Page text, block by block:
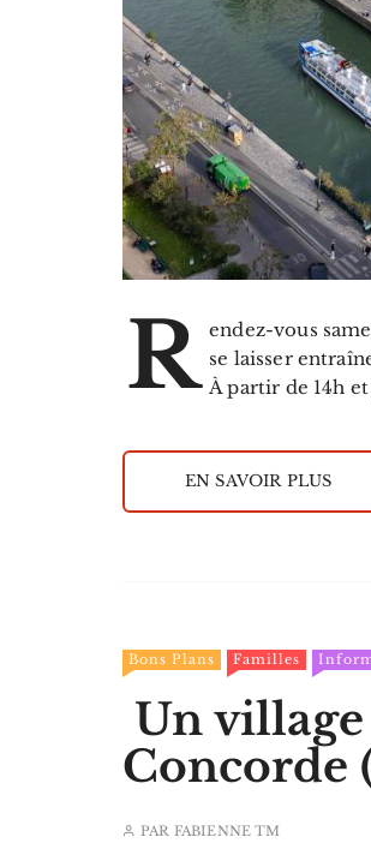
R endez-vous
se laisser
À partir de 14h
EN SAVOIR PLUS
Bons Plans Familles
Un
Concorde
PAR FABIENNE TM